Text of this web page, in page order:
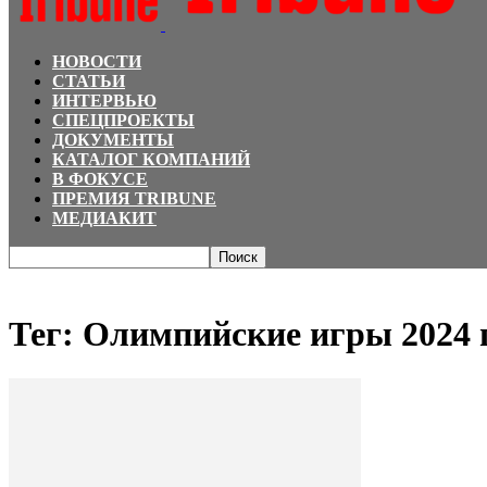
НОВОСТИ
СТАТЬИ
ИНТЕРВЬЮ
СПЕЦПРОЕКТЫ
ДОКУМЕНТЫ
КАТАЛОГ КОМПАНИЙ
В ФОКУСЕ
ПРЕМИЯ TRIBUNE
МЕДИАКИТ
Тег: Олимпийские игры 2024